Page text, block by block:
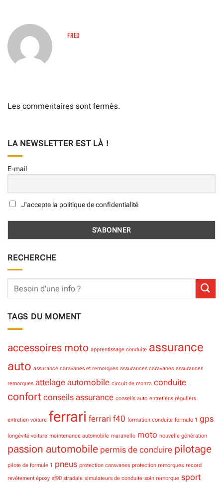
FRED
Les commentaires sont fermés.
LA NEWSLETTER EST LÀ !
E-mail
J'accepte la politique de confidentialité
RECHERCHE
TAGS DU MOMENT
accessoires moto apprentissage conduite assurance
auto assurance caravanes et remorques assurances caravanes assurances
remorques attelage automobile circuit de monza conduite
confort conseils assurance conseils auto entretiens réguliers
entretien voiture ferrari ferrari f40 formation conduite formule 1 gps
longévité voiture maintenance automobile maranello moto nouvelle génération
passion automobile permis de conduire pilotage
pilote de formule 1 pneus protection caravanes protection remorques record
revêtement époxy sf90 stradale simulateurs de conduite soin remorque sport